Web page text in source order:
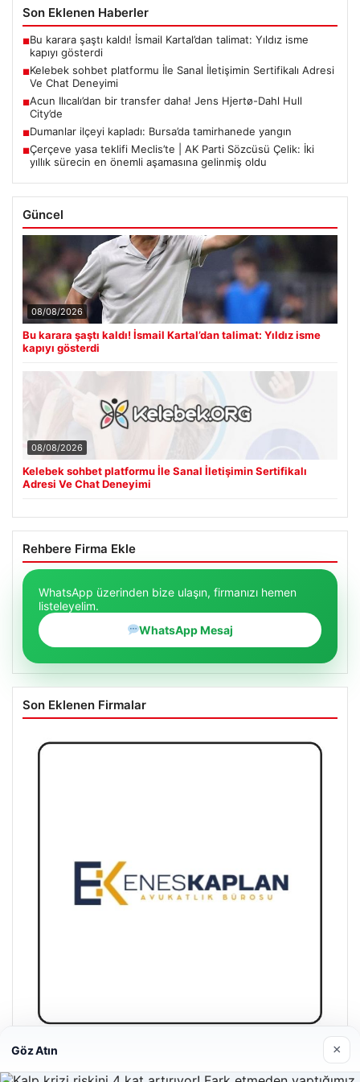
Son Eklenen Haberler
■Bu karara şaştı kaldı! İsmail Kartal’dan talimat: Yıldız isme
kapıyı gösterdi
■Kelebek sohbet platformu İle Sanal İletişimin Sertifikalı Adresi
Ve Chat Deneyimi
■Acun Ilıcalı’dan bir transfer daha! Jens Hjertø-Dahl Hull
City’de
■Dumanlar ilçeyi kapladı: Bursa’da tamirhanede yangın
■Çerçeve yasa teklifi Meclis’te | AK Parti Sözcüsü Çelik: İki
yıllık sürecin en önemli aşamasına gelinmiş oldu
Güncel
08/08/2026
Bu karara şaştı kaldı! İsmail Kartal’dan talimat: Yıldız isme
kapıyı gösterdi
08/08/2026
Kelebek sohbet platformu İle Sanal İletişimin Sertifikalı
Adresi Ve Chat Deneyimi
Rehbere Firma Ekle
WhatsApp üzerinden bize ulaşın, firmanızı hemen
listeleyelim.
WhatsApp Mesaj
Son Eklenen Firmalar
Enes Kaplan Avukatlık Bürosu
28/04/2026
Göz Atın ×